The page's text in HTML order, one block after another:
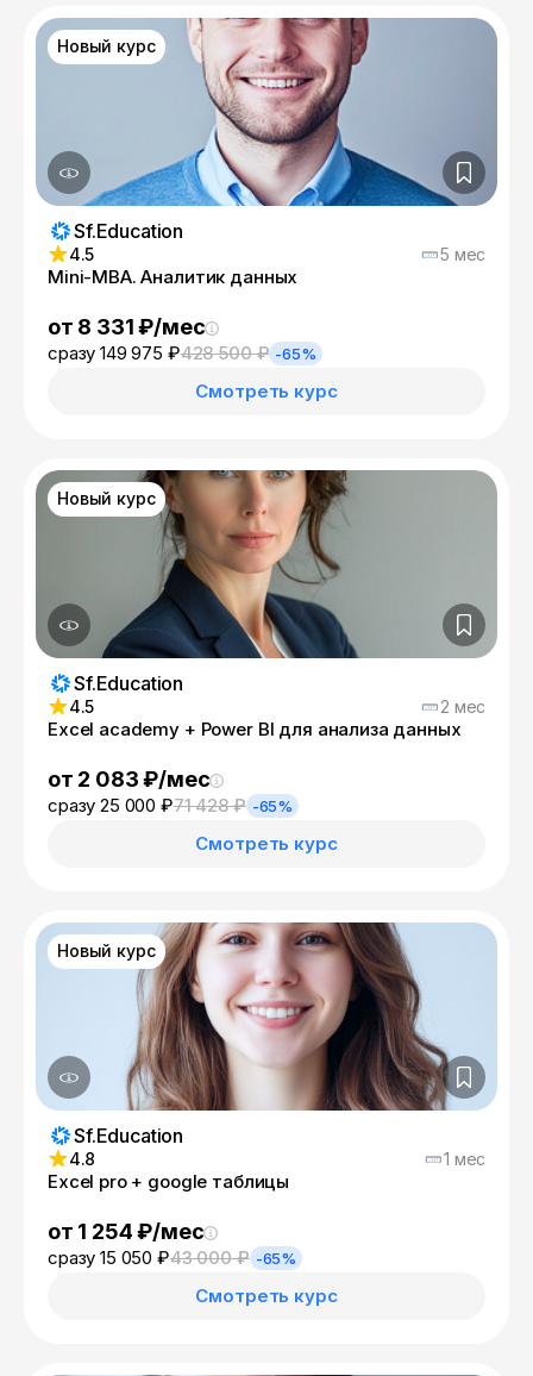
Новый курс
Sf.Education
4.5 5 мес
Mini-MBA. Аналитик данных
от 8 331 ₽/мес
сразу 149 975 ₽428 500 ₽ -65%
Смотреть курс
Новый курс
Sf.Education
4.5 2 мес
Excel academy + Power BI для анализа данных
от 2 083 ₽/мес
сразу 25 000 ₽71 428 ₽ -65%
Смотреть курс
Новый курс
Sf.Education
4.8 1 мес
Excel pro + google таблицы
от 1 254 ₽/мес
сразу 15 050 ₽43 000 ₽ -65%
Смотреть курс